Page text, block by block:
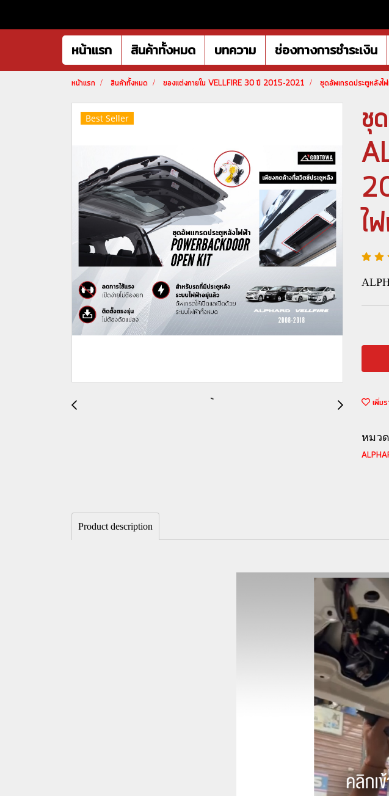
หน้าแรก สินค้าทั้งหมด บทความ ช่องทางการชำระเงิน
หน้าแรก สินค้าทั้งหมด ของแต่งภายใน VELLFIRE 30 ปี 2015-2021 ชุดอัพเกรดประตูหลัง
Best Seller
ชุ
ไ
เพิ่ม
หมว
Product description